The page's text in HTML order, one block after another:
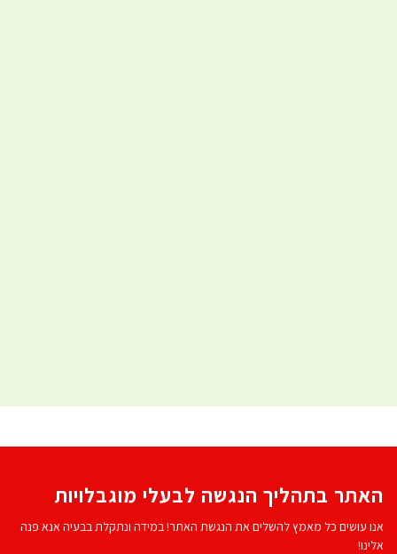
האתר בתהליך הנגשה לבעלי מוגבלויות
אנו עושים כל מאמץ להשלים את הנגשת האתר! במידה ונתקלת בבעיה אנא פנה
אלינו!